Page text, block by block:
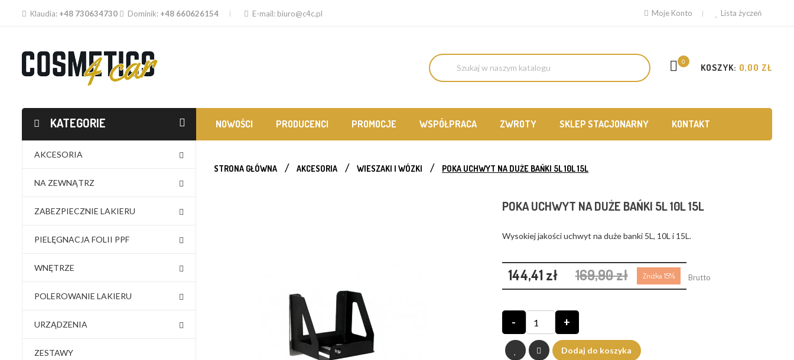
Klaudia: +48 730634730 Dominik: +48 660626154 E-mail: biuro@c4c.pl Moje Konto Lista życzeń
0
KOSZYK: 0,00 ZŁ
KATEGORIE NOWOŚCI PRODUCENCI PROMOCJE WSPÓŁPRACA ZWROTY SKLEP STACJONARNY KONTAKT
AKCESORIA
NA ZEWNĄTRZ
ZABEZPIECZNIE LAKIERU
PIELĘGNACJA FOLII PPF
WNĘTRZE
POLEROWANIE LAKIERU
URZĄDZENIA
ZESTAWY
STRONA GŁÓWNA AKCESORIA WIESZAKI I WÓZKI POKA UCHWYT NA DUŻE BAŃKI 5L 10L 15L
POKA UCHWYT NA DUŻE BAŃKI 5L 10L 15L
Wysokiej jakości uchwyt na duże banki 5L, 10L i 15L.
144,41 zł 169,90 zł Zniżka 15% Brutto
- +
Dodaj do koszyka